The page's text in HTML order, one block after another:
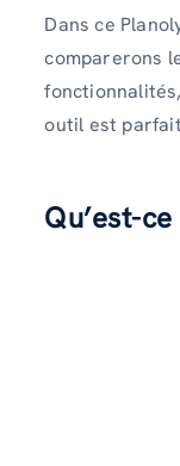
Dans ce
comparerons
outil est
Qu’est-